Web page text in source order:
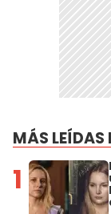
MÁS LEÍDAS
1